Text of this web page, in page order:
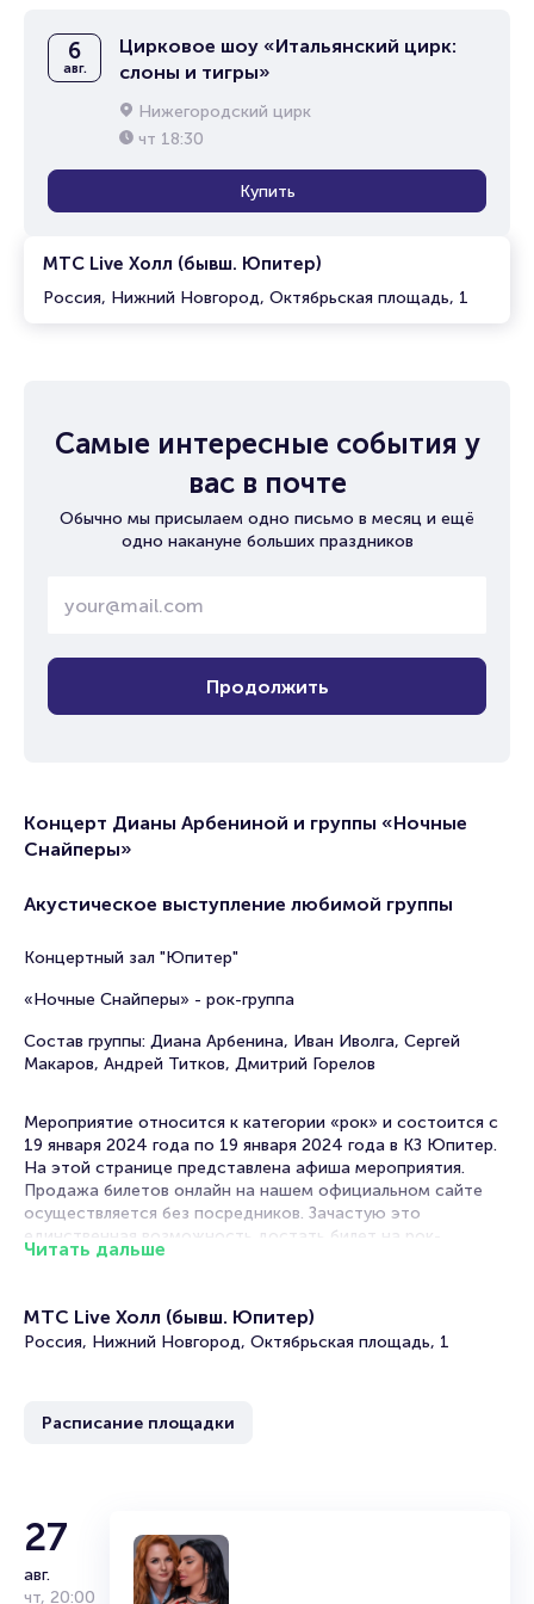
МТС Live Холл (бывш. Юпитер)
Россия, Нижний Новгород, Октябрьская площадь, 1
6
авг.
Цирковое шоу «Итальянский цирк:
слоны и тигры»
Нижегородский цирк
чт 18:30
Купить
Самые интересные события у
вас в почте
Обычно мы присылаем одно письмо в месяц и ещё
одно накануне больших праздников
Продолжить
Концерт Дианы Арбениной и группы «Ночные
Снайперы»
Акустическое выступление любимой группы
Концертный зал "Юпитер"
«Ночные Снайперы» - рок-группа
Состав группы: Диана Арбенина, Иван Иволга, Сергей
Макаров, Андрей Титков, Дмитрий Горелов
Мероприятие относится к категории «рок» и состоится с
19 января 2024 года по 19 января 2024 года в КЗ Юпитер.
На этой странице представлена афиша мероприятия.
Продажа билетов онлайн на нашем официальном сайте
осуществляется без посредников. Зачастую это
единственная возможность достать билет на рок-
концерт.
Новгороде. Музыка этого жанра отличается лиричностью,
гитарными партиями, выраженным звучанием ударных и
музыки. Музыканты продолжают радовать своих
Если вы соскучились по старому доброму року, вам стоит
сходить на это мероприятие, чтобы услышать кое-что из
уже полюбившегося и познакомиться с новыми работами.
Читать дальше
МТС Live Холл (бывш. Юпитер)
Россия, Нижний Новгород, Октябрьская площадь, 1
Расписание площадки
27
авг.
чт, 20:00